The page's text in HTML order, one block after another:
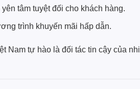
tâm tuyệt đối cho khách hàng.
trình khuyến mãi hấp dẫn.
Nam tự hào là đối tác tin cậy của